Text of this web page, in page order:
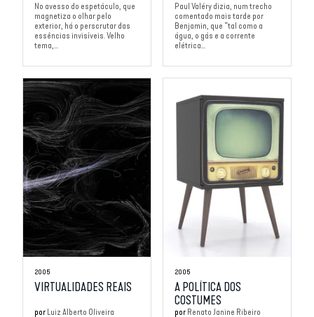
No avesso do espetáculo, que
magnetiza o olhar pelo
exterior, há o perscrutar das
essências invisíveis. Velho
tema,...
Paul Valéry dizia, num trecho
comentado mais tarde por
Benjamin, que “tal como a
água, o gás e a corrente
elétrica...
2005
VIRTUALIDADES REAIS
por Luiz Alberto Oliveira
2005
A POLÍTICA DOS
COSTUMES
por Renato Janine Ribeiro